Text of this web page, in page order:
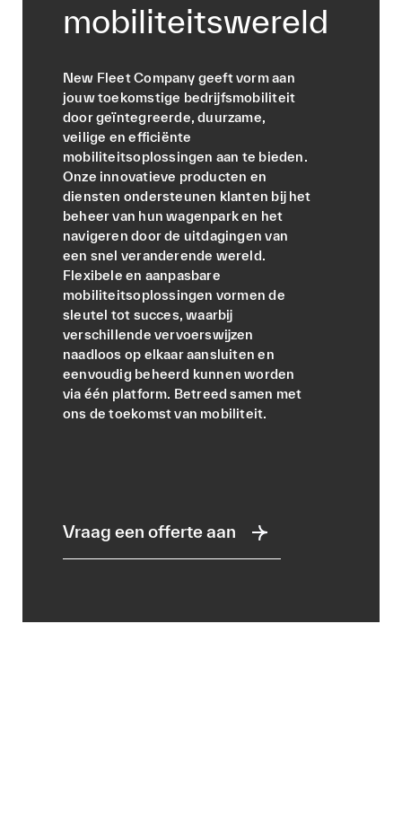
mobiliteitswereld
New Fleet Company geeft vorm aan
jouw toekomstige bedrijfsmobiliteit
door geïntegreerde, duurzame,
veilige en efficiënte
mobiliteitsoplossingen aan te bieden.
Onze innovatieve producten en
diensten ondersteunen klanten bij het
beheer van hun wagenpark en het
navigeren door de uitdagingen van
een snel veranderende wereld.
Flexibele en aanpasbare
mobiliteitsoplossingen vormen de
sleutel tot succes, waarbij
verschillende vervoerswijzen
naadloos op elkaar aansluiten en
eenvoudig beheerd kunnen worden
via één platform. Betreed samen met
ons de toekomst van mobiliteit.
Vraag een offerte aan